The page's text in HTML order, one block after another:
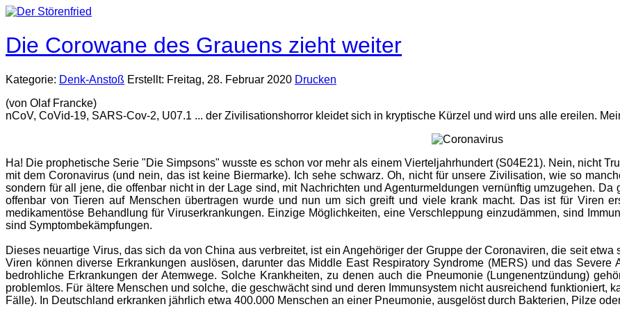
Die Corowane des Grauens zieht weiter
Kategorie: Denk-Anstoß Erstellt: Freitag, 28. Februar 2020 Drucken
(von Olaf Francke)
nCoV, CoVid-19, SARS-Cov-2, U07.1 ... der Zivilisationshorror kleidet sich in kryptische Kürzel und wird uns alle ereilen.
Ha! Die prophetische Serie "Die Simpsons" wusste es schon vor mehr als einem Vierteljahrhundert (S04E21). Nein, nicht
mit dem Coronavirus (und nein, das ist keine Biermarke). Ich sehe schwarz. Oh, nicht für unsere Zivilisation, wie so
sondern für all jene, die offenbar nicht in der Lage sind, mit Nachrichten und Agenturmeldungen vernünftig umzugehen.
offenbar von Tieren auf Menschen übertragen wurde und nun um sich greift und viele krank macht. Das ist für Viren
medikamentöse Behandlung für Viruserkrankungen. Einzige Möglichkeiten, eine Verschleppung einzudämmen, sind
sind Symptombekämpfungen.
Dieses neuartige Virus, das sich da von China aus verbreitet, ist ein Angehöriger der Gruppe der Coronaviren, die seit
Viren können diverse Erkrankungen auslösen, darunter das Middle East Respiratory Syndrome (MERS) und das
bedrohliche Erkrankungen der Atemwege. Solche Krankheiten, zu denen auch die Pneumonie (Lungenentzündung)
problemlos. Für ältere Menschen und solche, die geschwächt sind und deren Immunsystem nicht ausreichend funktioniert,
Fälle). In Deutschland erkranken jährlich etwa 400.000 Menschen an einer Pneumonie, ausgelöst durch Bakterien, Pilze